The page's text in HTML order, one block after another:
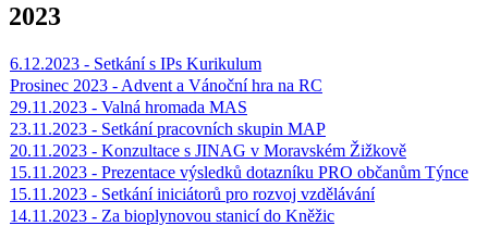
2023
6.12.2023 - Setkání s IPs Kurikulum
Prosinec 2023 - Advent a Vánoční hra na RC
29.11.2023 - Valná hromada MAS
23.11.2023 - Setkání pracovních skupin MAP
20.11.2023 - Konzultace s JINAG v Moravském Žižkově
15.11.2023 - Prezentace výsledků dotazníku PRO občanům Týnce
15.11.2023 - Setkání iniciátorů pro rozvoj vzdělávání
14.11.2023 - Za bioplynovou stanicí do Kněžic